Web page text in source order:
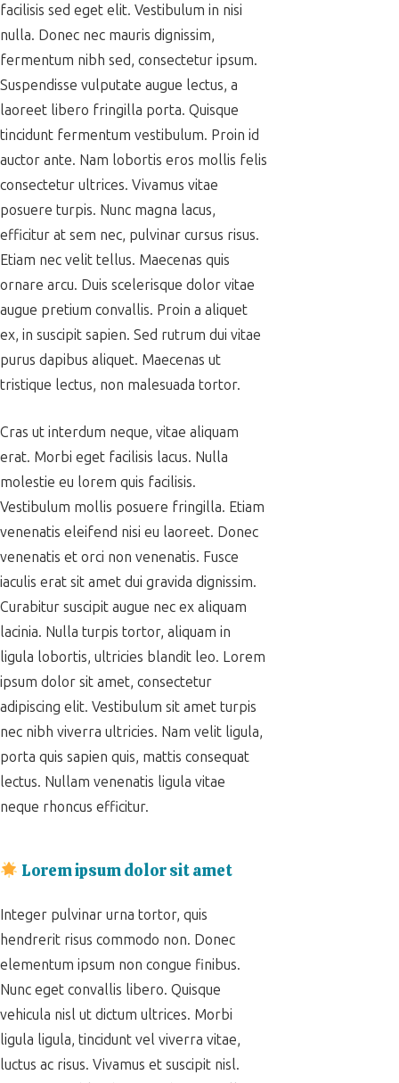
facilisis sed eget elit. Vestibulum in nisi
nulla. Donec nec mauris dignissim,
fermentum nibh sed, consectetur ipsum.
Suspendisse vulputate augue lectus, a
laoreet libero fringilla porta. Quisque
tincidunt fermentum vestibulum. Proin id
auctor ante. Nam lobortis eros mollis felis
consectetur ultrices. Vivamus vitae
posuere turpis. Nunc magna lacus,
efficitur at sem nec, pulvinar cursus risus.
Etiam nec velit tellus. Maecenas quis
ornare arcu. Duis scelerisque dolor vitae
augue pretium convallis. Proin a aliquet
ex, in suscipit sapien. Sed rutrum dui vitae
purus dapibus aliquet. Maecenas ut
tristique lectus, non malesuada tortor.
Cras ut interdum neque, vitae aliquam
erat. Morbi eget facilisis lacus. Nulla
molestie eu lorem quis facilisis.
Vestibulum mollis posuere fringilla. Etiam
venenatis eleifend nisi eu laoreet. Donec
venenatis et orci non venenatis. Fusce
iaculis erat sit amet dui gravida dignissim.
Curabitur suscipit augue nec ex aliquam
lacinia. Nulla turpis tortor, aliquam in
ligula lobortis, ultricies blandit leo. Lorem
ipsum dolor sit amet, consectetur
adipiscing elit. Vestibulum sit amet turpis
nec nibh viverra ultricies. Nam velit ligula,
porta quis sapien quis, mattis consequat
lectus. Nullam venenatis ligula vitae
neque rhoncus efficitur.
Lorem ipsum dolor sit amet
Integer pulvinar urna tortor, quis
hendrerit risus commodo non. Donec
elementum ipsum non congue finibus.
Nunc eget convallis libero. Quisque
vehicula nisl ut dictum ultrices. Morbi
ligula ligula, tincidunt vel viverra vitae,
luctus ac risus. Vivamus et suscipit nisl.